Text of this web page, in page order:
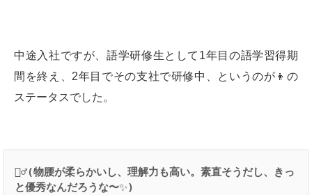
中途入社ですが、語学研修生として1年目の語学習得期
間を終え、2年目でその支社で研修中、というのが👦の
ステータスでした。
👱‍♂️(物腰が柔らかいし、理解力も高い。素直そうだし、きっ
と優秀なんだろうな〜✨)